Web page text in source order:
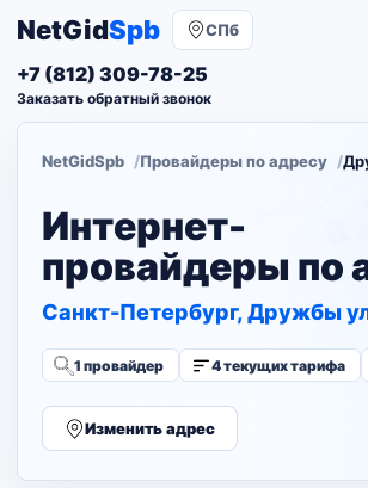
NetGidSpb СПб
+7 (812) 309-78-25
Заказать обратный звонок
NetGidSpb Провайдеры по адресу
Интернет-
провайдеры по
Санкт-Петербург, Дружбы
1 провайдер 4 текущих тарифа
Изменить адрес